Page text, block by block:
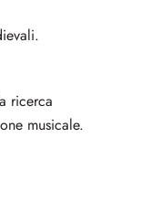
ricerca
musicale.